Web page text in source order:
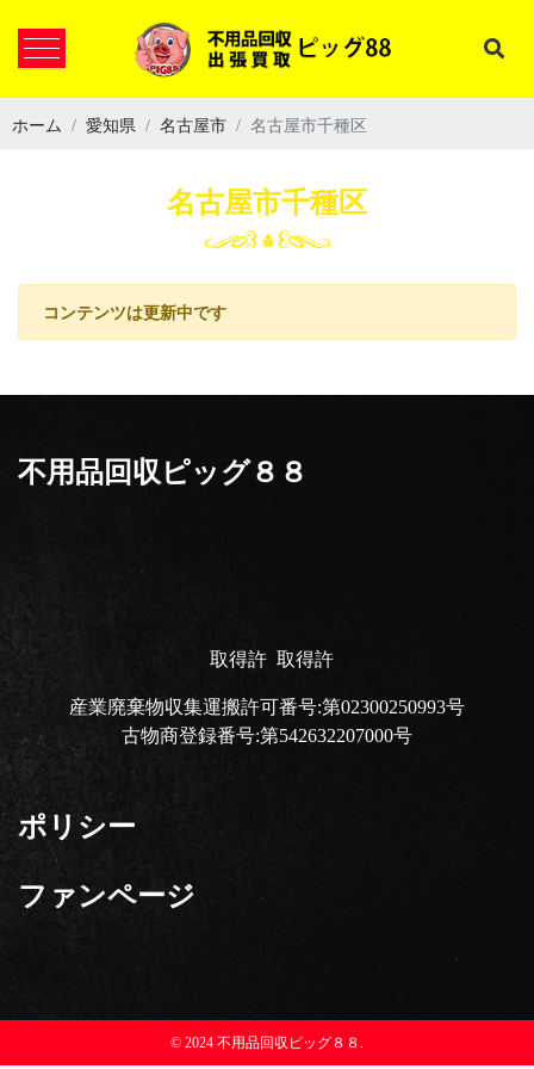
ホーム 愛知県 名古屋市 名古屋市千種区
名古屋市千種区
コンテンツは更新中です
不用品回収ピッグ８８
取得許 取得許
産業廃棄物収集運搬許可番号:第02300250993号
古物商登録番号:第542632207000号
ポリシー
ファンページ
© 2024 不用品回収ピッグ８８.